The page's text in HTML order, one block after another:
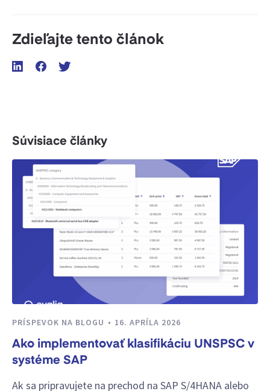
Zdieľajte tento článok
Súvisiace články
PRÍSPEVOK NA BLOGU 16. APRÍLA 2026
Ako implementovať klasifikáciu UNSPSC v
systéme SAP
Ak sa pripravujete na prechod na SAP S/4HANA alebo